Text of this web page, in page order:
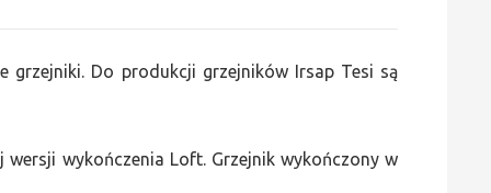
grzejniki. Do produkcji grzejników Irsap Tesi są
wykończenia Loft. Grzejnik wykończony w